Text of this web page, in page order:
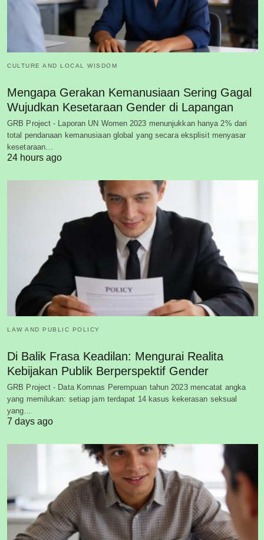
CULTURE AND LOCAL WISDOM
Mengapa Gerakan Kemanusiaan Sering Gagal
Wujudkan Kesetaraan Gender di Lapangan
GRB Project - Laporan UN Women 2023 menunjukkan hanya 2% dari
total pendanaan kemanusiaan global yang secara eksplisit menyasar
kesetaraan…
24 hours ago
LAW AND PUBLIC POLICY
Di Balik Frasa Keadilan: Mengurai Realita
Kebijakan Publik Berperspektif Gender
GRB Project - Data Komnas Perempuan tahun 2023 mencatat angka
yang memilukan: setiap jam terdapat 14 kasus kekerasan seksual
yang…
7 days ago